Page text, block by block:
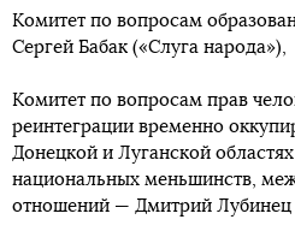
Комитет по вопросам
Сергей Бабак («Слуга народа»),
Комитет по вопросам прав
реинтеграции временно
Донецкой и Луганской
национальных меньшинств,
отношений — Дмитрий Лубинец